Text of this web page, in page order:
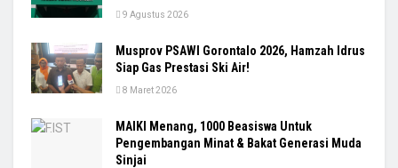
9 Agustus 2026
Musprov PSAWI Gorontalo 2026, Hamzah Idrus
Siap Gas Prestasi Ski Air!
8 Maret 2026
MAIKI Menang, 1000 Beasiswa Untuk
Pengembangan Minat & Bakat Generasi Muda
Sinjai